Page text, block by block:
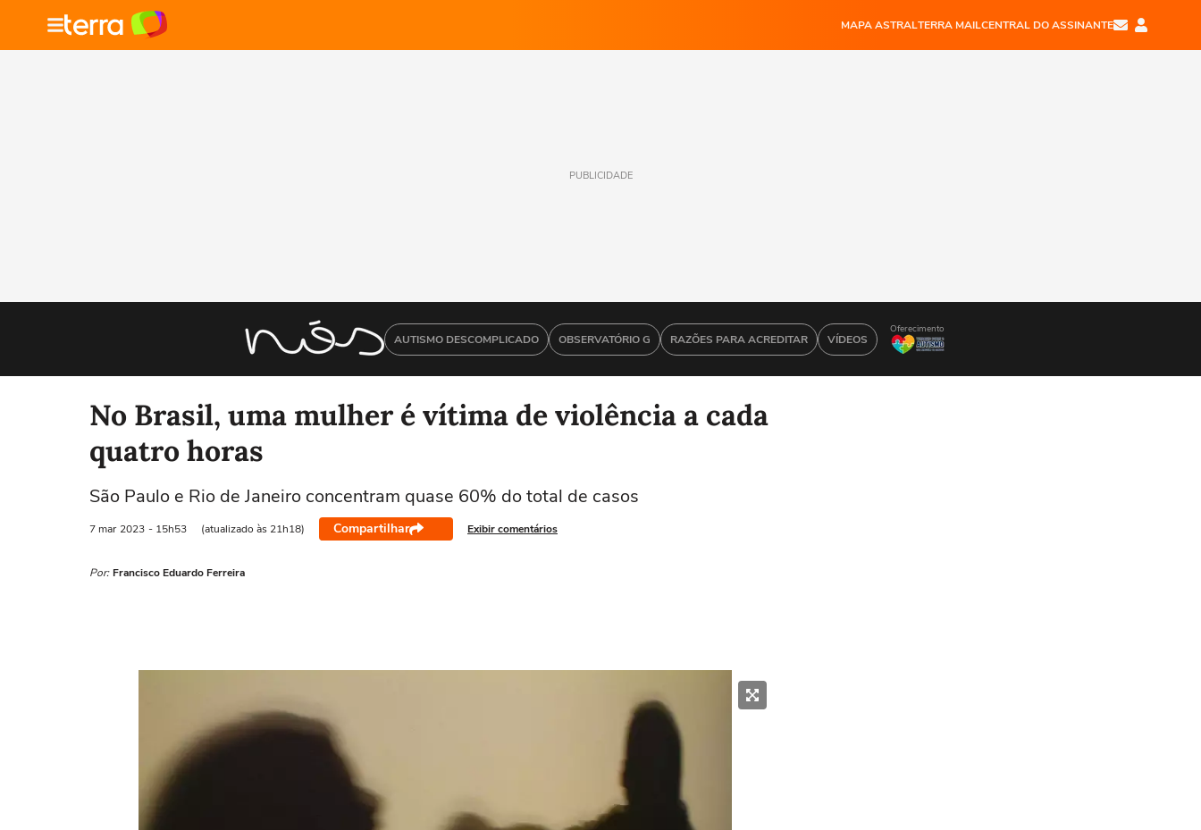
MAPA ASTRALTERRA MAILCENTRAL DO ASSINANTE
PUBLICIDADE
AUTISMO DESCOMPLICADO OBSERVATÓRIO G RAZÕES PARA ACREDITAR VÍDEOS
Oferecimento
No Brasil, uma mulher é vítima de violência a cada
quatro horas
São Paulo e Rio de Janeiro concentram quase 60% do total de casos
7 mar 2023 - 15h53 (atualizado às 21h18) Compartilhar Exibir comentários
Por: Francisco Eduardo Ferreira